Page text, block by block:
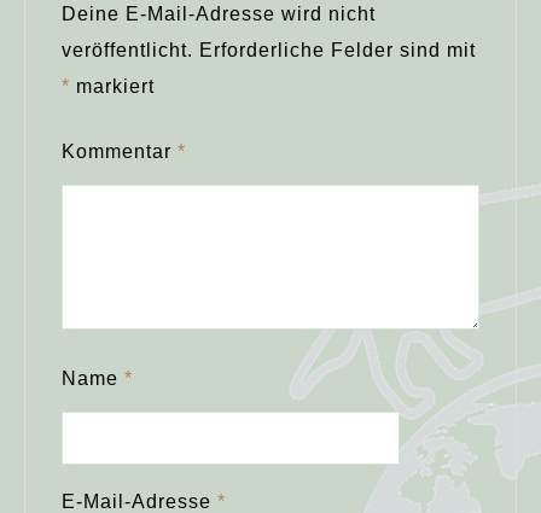
Deine E-Mail-Adresse wird nicht
veröffentlicht. Erforderliche Felder sind mit
* markiert
Kommentar *
Name *
E-Mail-Adresse *